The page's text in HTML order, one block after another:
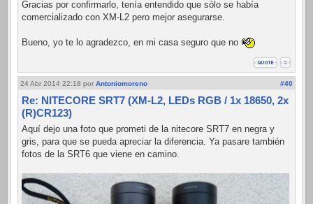
Gracias por confirmarlo, tenía entendido que sólo se había
comercializado con XM-L2 pero mejor asegurarse.
Bueno, yo te lo agradezco, en mi casa seguro que no
24 Abr 2014 22:18 por Antoniomoreno #40
Re: NITECORE SRT7 (XM-L2, LEDs RGB / 1x 18650, 2x
(R)CR123)
Aquí dejo una foto que prometi de la nitecore SRT7 en negra y
gris, para que se pueda apreciar la diferencia. Ya pasare también
fotos de la SRT6 que viene en camino.